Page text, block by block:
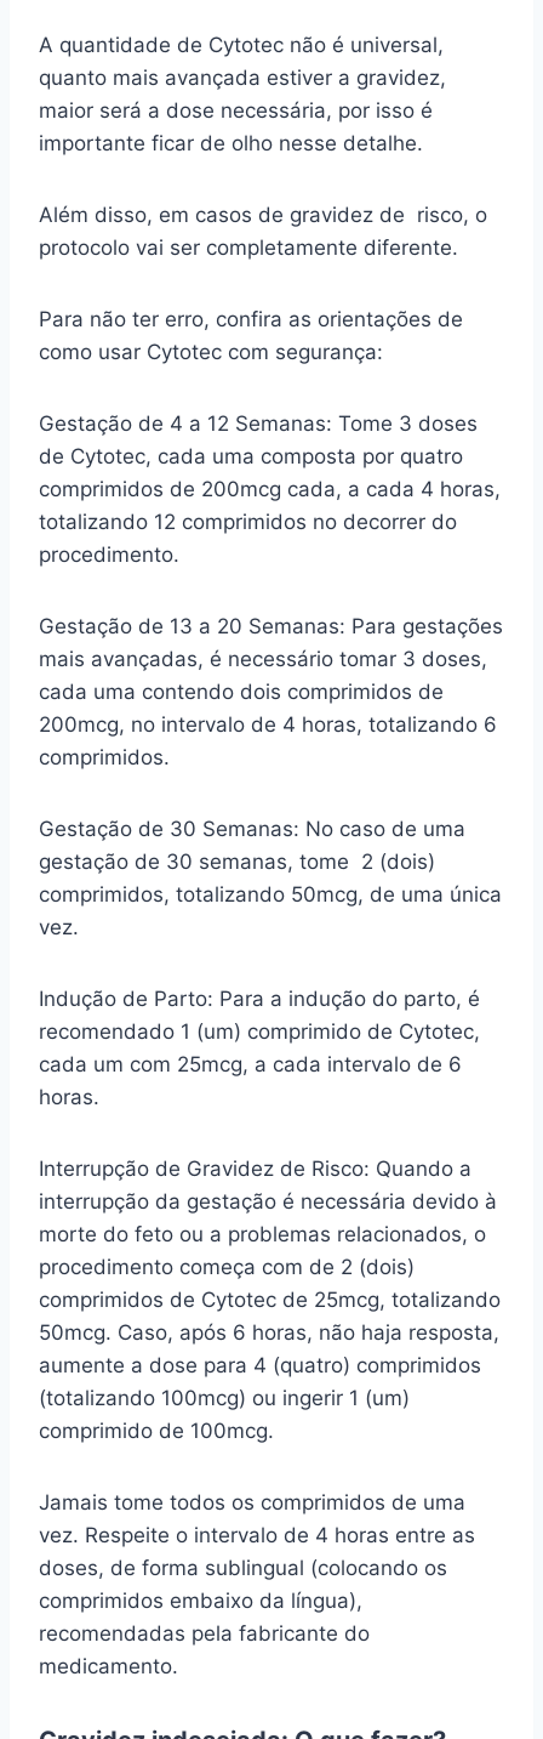
A quantidade de Cytotec não é universal,
quanto mais avançada estiver a gravidez,
maior será a dose necessária, por isso é
importante ficar de olho nesse detalhe.
Além disso, em casos de gravidez de risco, o
protocolo vai ser completamente diferente.
Para não ter erro, confira as orientações de
como usar Cytotec com segurança:
Gestação de 4 a 12 Semanas: Tome 3 doses
de Cytotec, cada uma composta por quatro
comprimidos de 200mcg cada, a cada 4 horas,
totalizando 12 comprimidos no decorrer do
procedimento.
Gestação de 13 a 20 Semanas: Para gestações
mais avançadas, é necessário tomar 3 doses,
cada uma contendo dois comprimidos de
200mcg, no intervalo de 4 horas, totalizando 6
comprimidos.
Gestação de 30 Semanas: No caso de uma
gestação de 30 semanas, tome 2 (dois)
comprimidos, totalizando 50mcg, de uma única
vez.
Indução de Parto: Para a indução do parto, é
recomendado 1 (um) comprimido de Cytotec,
cada um com 25mcg, a cada intervalo de 6
horas.
Interrupção de Gravidez de Risco: Quando a
interrupção da gestação é necessária devido à
morte do feto ou a problemas relacionados, o
procedimento começa com de 2 (dois)
comprimidos de Cytotec de 25mcg, totalizando
50mcg. Caso, após 6 horas, não haja resposta,
aumente a dose para 4 (quatro) comprimidos
(totalizando 100mcg) ou ingerir 1 (um)
comprimido de 100mcg.
Jamais tome todos os comprimidos de uma
vez. Respeite o intervalo de 4 horas entre as
doses, de forma sublingual (colocando os
comprimidos embaixo da língua),
recomendadas pela fabricante do
medicamento.